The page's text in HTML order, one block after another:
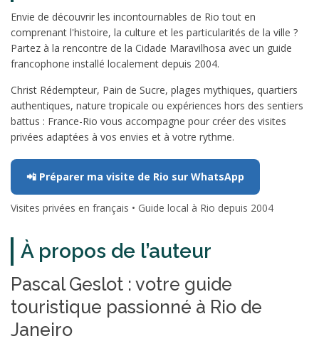
Envie de découvrir les incontournables de Rio tout en
comprenant l'histoire, la culture et les particularités de la ville ?
Partez à la rencontre de la Cidade Maravilhosa avec un guide
francophone installé localement depuis 2004.
Christ Rédempteur, Pain de Sucre, plages mythiques, quartiers
authentiques, nature tropicale ou expériences hors des sentiers
battus : France-Rio vous accompagne pour créer des visites
privées adaptées à vos envies et à votre rythme.
📲 Préparer ma visite de Rio sur WhatsApp
Visites privées en français • Guide local à Rio depuis 2004
À propos de l’auteur
Pascal Geslot : votre guide
touristique passionné à Rio de
Janeiro